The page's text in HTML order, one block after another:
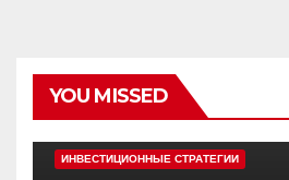
YOU MISSED
ИНВЕСТИЦИОННЫЕ СТРАТЕГИИ